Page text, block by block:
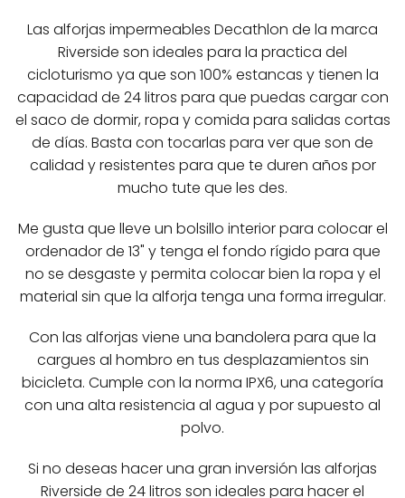
Las alforjas impermeables Decathlon de la marca
Riverside son ideales para la practica del
cicloturismo ya que son 100% estancas y tienen la
capacidad de 24 litros para que puedas cargar con
el saco de dormir, ropa y comida para salidas cortas
de días. Basta con tocarlas para ver que son de
calidad y resistentes para que te duren años por
mucho tute que les des.
Me gusta que lleve un bolsillo interior para colocar el
ordenador de 13" y tenga el fondo rígido para que
no se desgaste y permita colocar bien la ropa y el
material sin que la alforja tenga una forma irregular.
Con las alforjas viene una bandolera para que la
cargues al hombro en tus desplazamientos sin
bicicleta. Cumple con la norma IPX6, una categoría
con una alta resistencia al agua y por supuesto al
polvo.
Si no deseas hacer una gran inversión las alforjas
Riverside de 24 litros son ideales para hacer el